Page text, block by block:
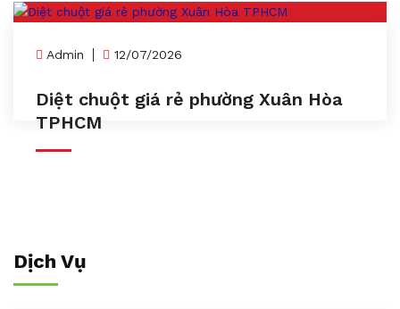
Admin 12/07/2026
Diệt chuột giá rẻ phường Xuân Hòa
TPHCM
Dịch Vụ